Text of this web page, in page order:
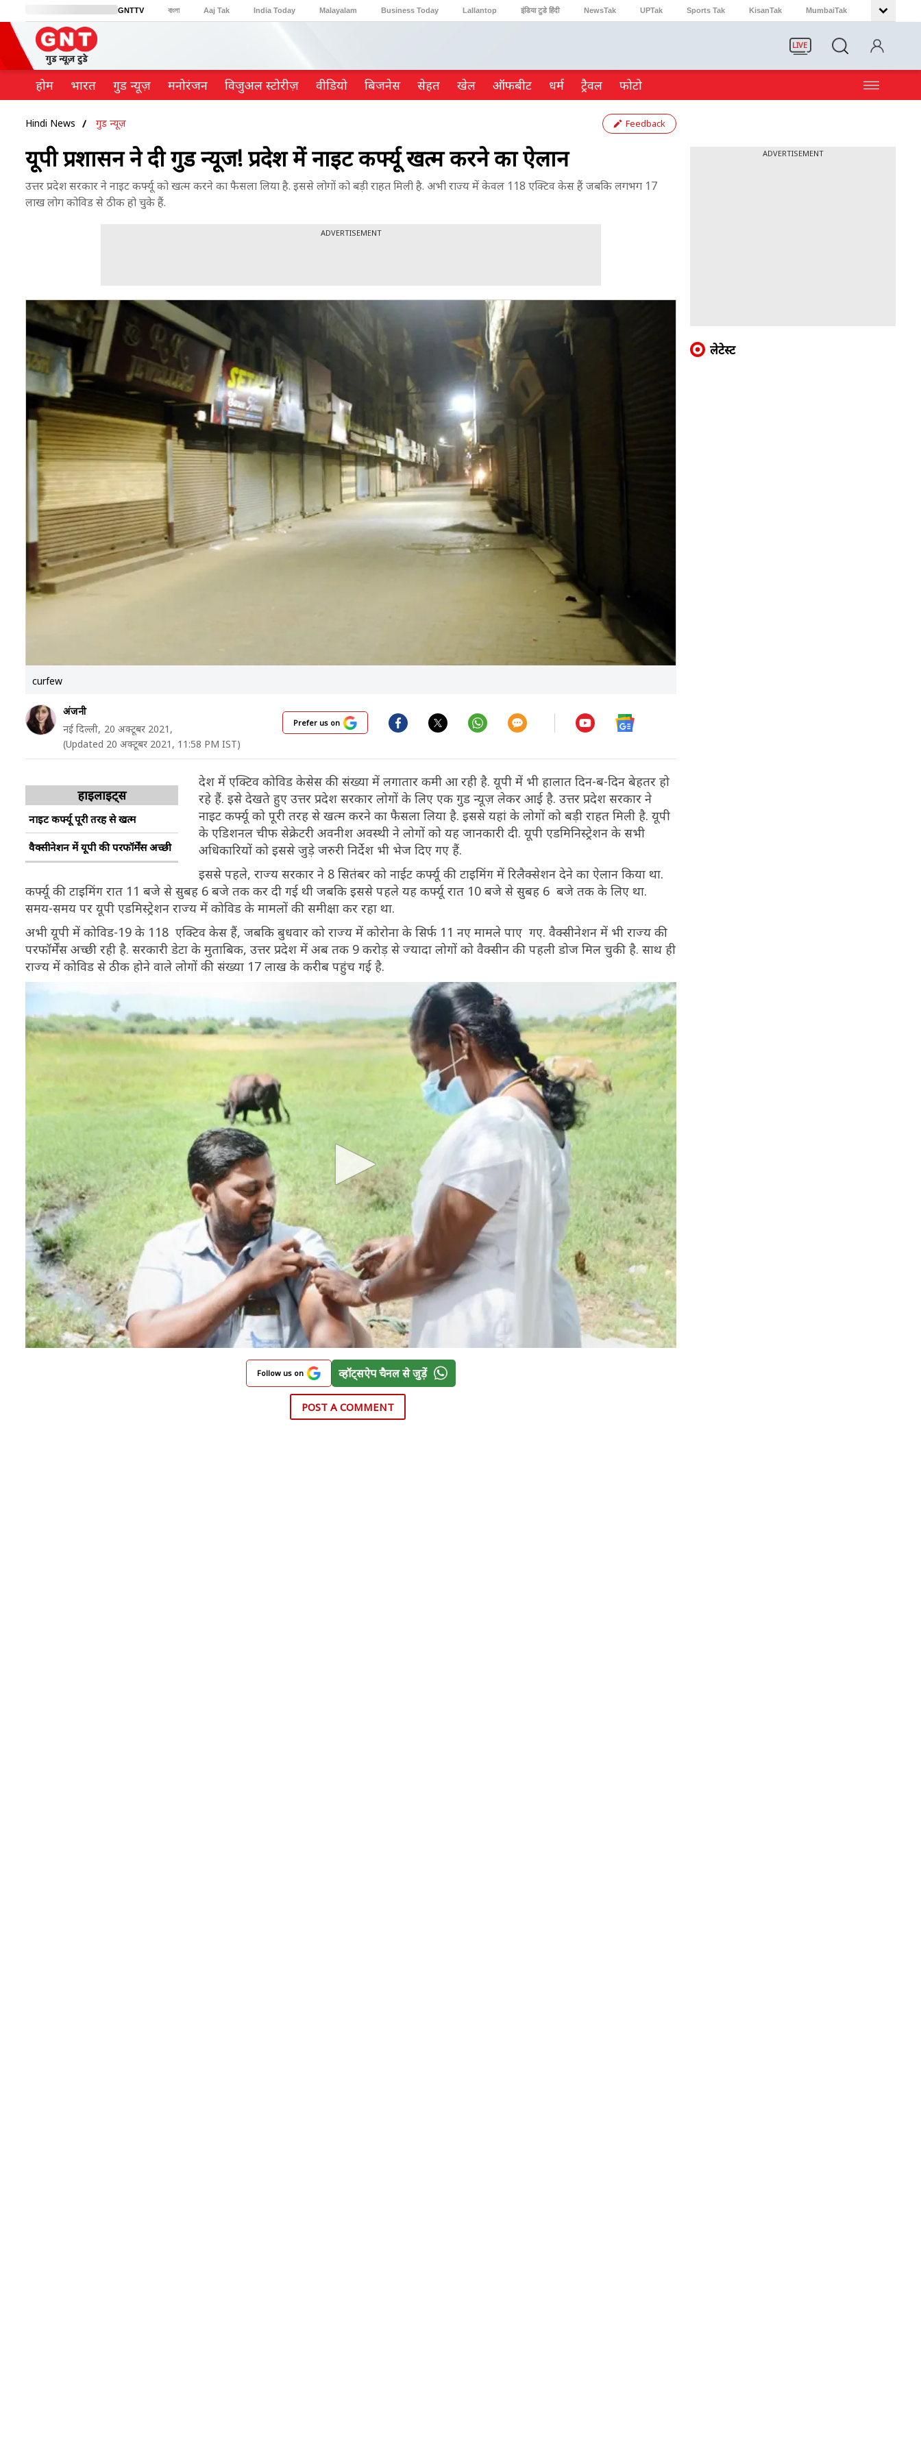
GNTTV বাংলা Aaj Tak India Today Malayalam Business Today Lallantop इंडिया टुडे हिंदी NewsTak UPTak Sports Tak KisanTak MumbaiTak
BT Bazaar Cosmopolitan
LIVE
होम भारत गुड न्यूज़ मनोरंजन विजुअल स्टोरीज़ वीडियो ब‍िजनेस सेहत खेल ऑफबीट धर्म ट्रैवल फोटो
Hindi News गुड न्यूज़ Feedback
यूपी प्रशासन ने दी गुड न्यूज! प्रदेश में नाइट कर्फ्यू खत्म करने का ऐलान
उत्तर प्रदेश सरकार ने नाइट कर्फ्यू को खत्म करने का फैसला लिया है. इससे लोगों को बड़ी राहत मिली है. अभी राज्य में केवल 118 एक्टिव केस हैं जबकि लगभग 17
लाख लोग कोविड से ठीक हो चुके हैं.
ADVERTISEMENT
curfew
अंजनी
नई दिल्ली, 20 अक्टूबर 2021,
(Updated 20 अक्टूबर 2021, 11:58 PM IST)
Prefer us on
हाइलाइट्स
नाइट कर्फ्यू पूरी तरह से खत्म
वैक्सीनेशन में यूपी की परफॉर्मेंस अच्छी
देश में एक्टिव कोविड केसेस की संख्या में लगातार कमी आ रही है. यूपी में भी हालात दिन-ब-दिन बेहतर हो
रहे हैं. इसे देखते हुए उत्तर प्रदेश सरकार लोगों के लिए एक गुड न्यूज़ लेकर आई है. उत्तर प्रदेश सरकार ने
नाइट कर्फ्यू को पूरी तरह से खत्म करने का फैसला लिया है. इससे यहां के लोगों को बड़ी राहत मिली है. यूपी
के एडिशनल चीफ सेक्रेटरी अवनीश अवस्थी ने लोगों को यह जानकारी दी. यूपी एडमिनिस्ट्रेशन के सभी
अधिकारियों को इससे जुड़े जरुरी निर्देश भी भेज दिए गए हैं.
इससे पहले, राज्य सरकार ने 8 सितंबर को नाईट कर्फ्यू की टाइमिंग में रिलैक्सेशन देने का ऐलान किया था.
कर्फ्यू की टाइमिंग रात 11 बजे से सुबह 6 बजे तक कर दी गई थी जबकि इससे पहले यह कर्फ्यू रात 10 बजे से सुबह 6 बजे तक के लिए था.
समय-समय पर यूपी एडमिस्ट्रेशन राज्य में कोविड के मामलों की समीक्षा कर रहा था.
अभी यूपी में कोविड-19 के 118 एक्टिव केस हैं, जबकि बुधवार को राज्य में कोरोना के सिर्फ 11 नए मामले पाए गए. वैक्सीनेशन में भी राज्य की
परफॉर्मेंस अच्छी रही है. सरकारी डेटा के मुताबिक, उत्तर प्रदेश में अब तक 9 करोड़ से ज्यादा लोगों को वैक्सीन की पहली डोज मिल चुकी है. साथ ही
राज्य में कोविड से ठीक होने वाले लोगों की संख्या 17 लाख के करीब पहुंच गई है.
Follow us on व्हॉट्सऐप चैनल से जुड़ें
POST A COMMENT
ADVERTISEMENT
लेटेस्ट